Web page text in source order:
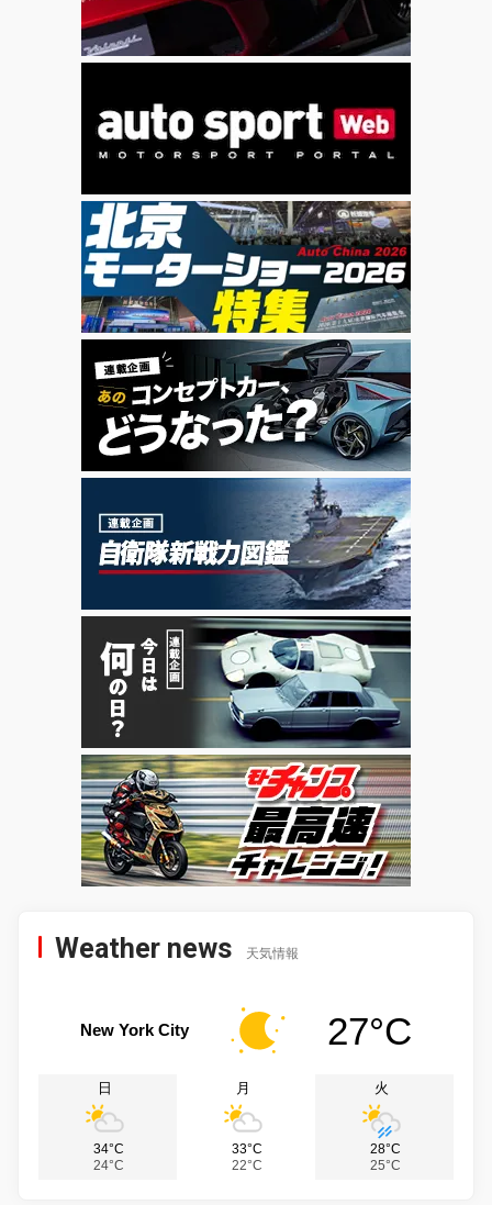
Weather news 天気情報
New York City 27°C
日
34°C
24°C
月
33°C
22°C
火
28°C
25°C